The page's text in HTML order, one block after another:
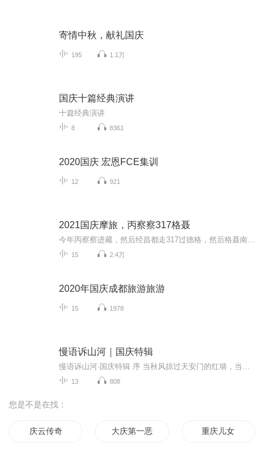
寄情中秋，献礼国庆
195 1.1万
国庆十篇经典演讲
十篇经典演讲
8 8361
2020国庆 宏恩FCE集训
12 921
2021国庆摩旅，丙察察317格聂
15 2.4万
2020年国庆成都旅游旅游
15 1978
慢语诉山河｜国庆特辑
13 808
您是不是在找：
庆云传奇 大庆第一恶 重庆儿女